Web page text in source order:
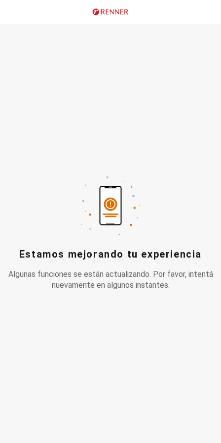
Estamos mejorando tu experiencia
Algunas funciones se están actualizando. Por favor, intentá
nuevamente en algunos instantes.